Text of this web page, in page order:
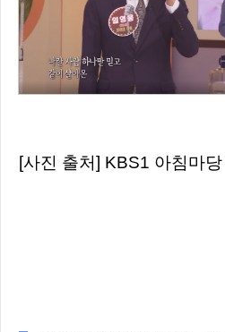
[사진 출처] KBS1 아침마당